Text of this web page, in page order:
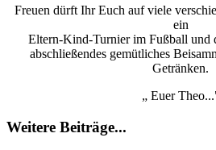
Freuen dürft Ihr Euch auf viele
ein
Eltern-Kind-Turnier im Fußball und
abschließendes gemütliches
Getränken.
„ Euer
Weitere Beiträge...